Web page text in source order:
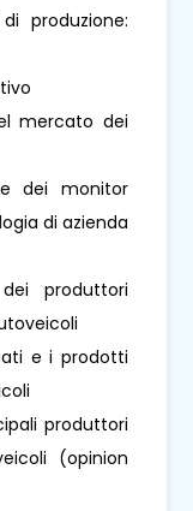
produzione:
mercato dei
dei monitor
di azienda
produttori
e i prodotti
produttori
(opinion